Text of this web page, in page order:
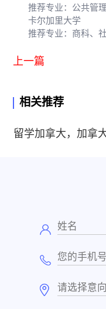
推荐专业：公共管理
卡尔加里大学
推荐专业：商科、社
上一篇
相关推荐
留学加拿大，加拿